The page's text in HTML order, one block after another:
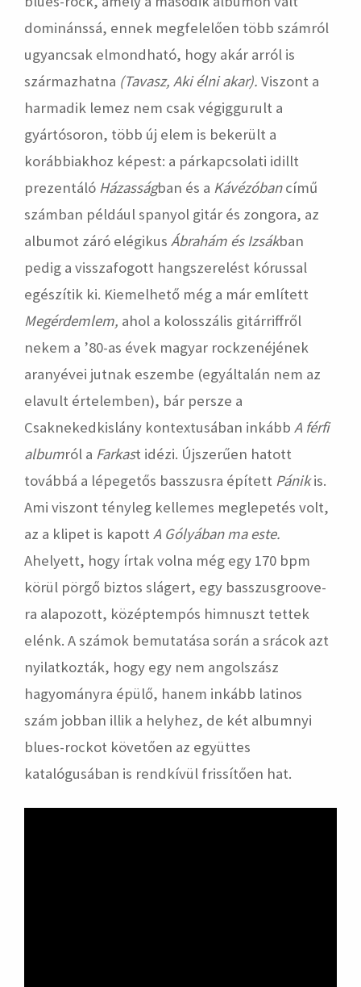
dominánssá, ennek megfelelően több számról
ugyancsak elmondható, hogy akár arról is
származhatna (Tavasz, Aki élni akar). Viszont a
harmadik lemez nem csak végiggurult a
gyártósoron, több új elem is bekerült a
korábbiakhoz képest: a párkapcsolati idillt
prezentáló Házasságban és a Kávézóbancímű
számban például spanyol gitár és zongora, az
albumot záró elégikus Ábrahám és Izsákban
pedig a visszafogott hangszerelést kórussal
egészítik ki. Kiemelhető még a már említett
Megérdemlem, ahol a kolosszális gitárriffről
nekem a ’80-as évek magyar rockzenéjének
aranyévei jutnak eszembe (egyáltalán nem az
elavult értelemben), bár persze a
Csaknekedkislány kontextusában inkább A férfi
albumról a Farkast idézi. Újszerűen hatott
továbbá a lépegetős basszusra épített Pánikis.
Ami viszont tényleg kellemes meglepetés volt,
az a klipet is kapott A Gólyában ma este.
Ahelyett, hogy írtak volna még egy 170 bpm
körül pörgő biztos slágert, egy basszusgroove-
ra alapozott, középtempós himnuszt tettek
elénk. A számok bemutatása során a srácok azt
nyilatkozták, hogy egy nem angolszász
hagyományra épülő, hanem inkább latinos
szám jobban illik a helyhez, de két albumnyi
blues-rockot követően az együttes
katalógusában is rendkívül frissítően hat.